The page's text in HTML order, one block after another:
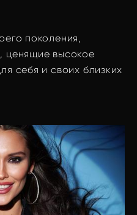
поколения,
ценящие высокое
себя и своих близких